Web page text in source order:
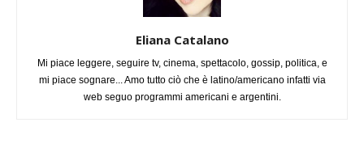
Eliana Catalano
Mi piace leggere, seguire tv, cinema, spettacolo, gossip, politica, e
mi piace sognare... Amo tutto ciò che è latino/americano infatti via
web seguo programmi americani e argentini.